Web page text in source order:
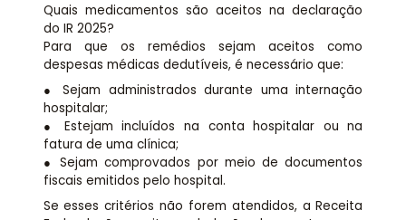
Quais medicamentos são aceitos na declaração
do IR 2025?
Para que os remédios sejam aceitos como
despesas médicas dedutíveis, é necessário que:
● Sejam administrados durante uma internação
hospitalar;
● Estejam incluídos na conta hospitalar ou na
fatura de uma clínica;
● Sejam comprovados por meio de documentos
fiscais emitidos pelo hospital.
Se esses critérios não forem atendidos, a Receita